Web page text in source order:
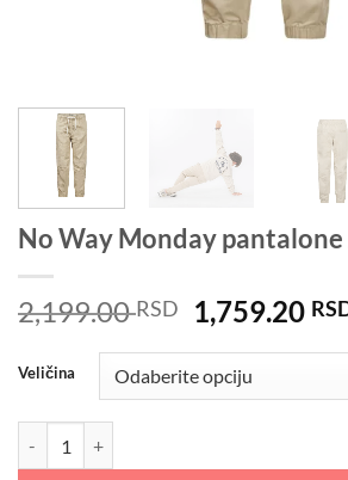
No Way Monday pantalone
2,199.00RSD
Originalna
cena
je
bila:
1,759.20
Veličina